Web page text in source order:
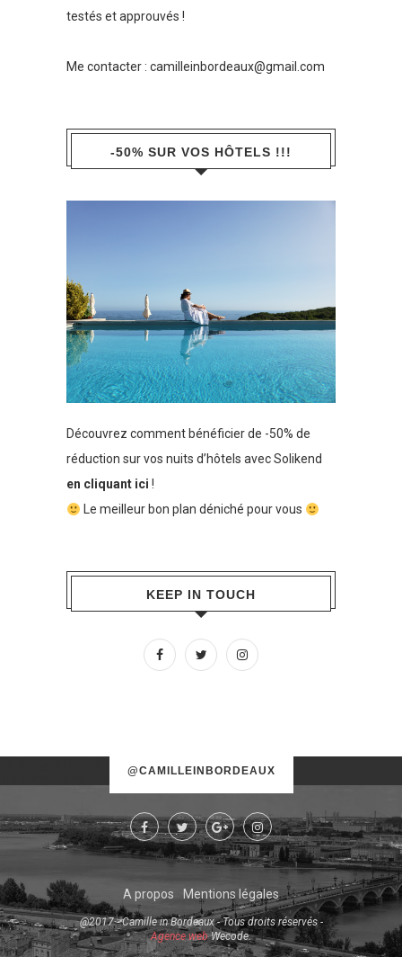
testés et approuvés !
Me contacter : camilleinbordeaux@gmail.com
-50% SUR VOS HÔTELS !!!
Découvrez comment bénéficier de -50% de
réduction sur vos nuits d’hôtels avec Solikend
en cliquant ici !
Le meilleur bon plan déniché pour vous
KEEP IN TOUCH
@CAMILLEINBORDEAUX
Try some other hashtag or username
A propos Mentions légales
@2017 - Camille in Bordeaux - Tous droits réservés -
Agence webWecode.